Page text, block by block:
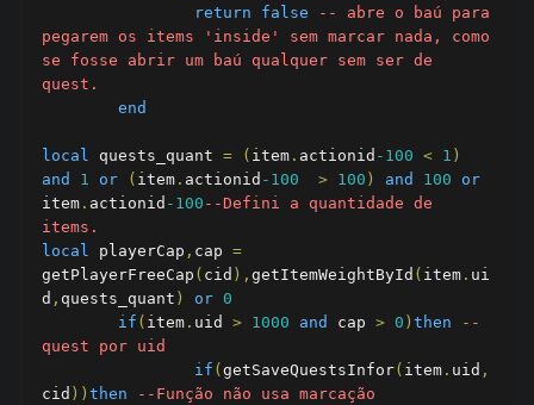
return
false
-- abre o baú para
pegarem os items 'inside' sem marcar nada, como
se fosse abrir um baú qualquer sem ser de
quest.
end
local quests_quant = ( item . actionid -100 < 1 )
and
1 or ( item . actionid -100 > 100 ) and 100
or
item . actionid -100 --Defini a quantidade de
items.
local playerCap , cap =
getPlayerFreeCap ( cid ), getItemWeightById ( item . ui
d , quests_quant ) or 0
if ( item . uid > 1000 and cap > 0 ) then
--
quest por uid
if ( getSaveQuestsInfor( item . uid ,
cid )) then
--Função não usa marcação